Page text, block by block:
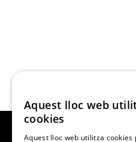
Aquest lloc web
cookies
Aquest lloc web utilitza